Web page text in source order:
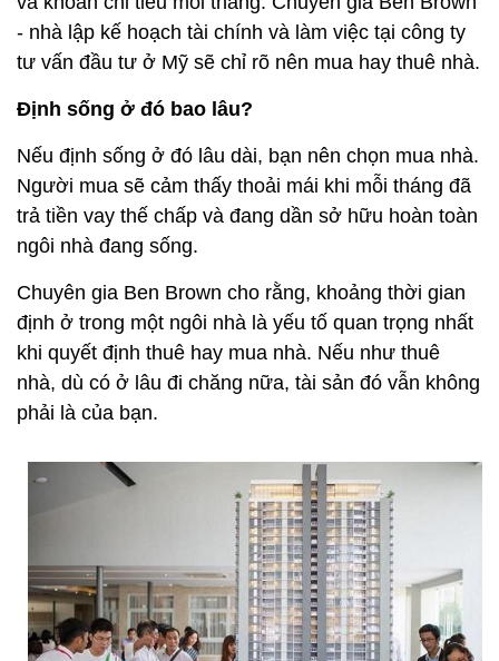
- nhà lập kế hoạch tài chính và làm việc tại công ty
tư vấn đầu tư ở Mỹ sẽ chỉ rõ nên mua hay thuê nhà.
Định sống ở đó bao lâu?
Nếu định sống ở đó lâu dài, bạn nên chọn mua nhà.
Người mua sẽ cảm thấy thoải mái khi mỗi tháng đã
trả tiền vay thế chấp và đang dần sở hữu hoàn toàn
ngôi nhà đang sống.
Chuyên gia Ben Brown cho rằng, khoảng thời gian
định ở trong một ngôi nhà là yếu tố quan trọng nhất
khi quyết định thuê hay mua nhà. Nếu như thuê
nhà, dù có ở lâu đi chăng nữa, tài sản đó vẫn không
phải là của bạn.